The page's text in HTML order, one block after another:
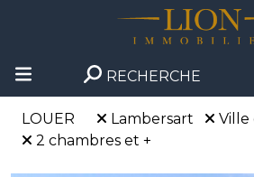
RECHERCHE
LOUER Lambersart
Ville
2 chambres et +